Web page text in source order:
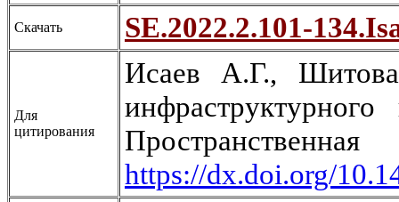
Скачать SE.2022.2.101-
Для
цитирования
Исаев А.Г.,
https://dx.doi.org/